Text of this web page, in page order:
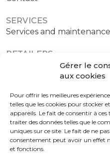
Gérer le
aux cookies
Pour offrir les meilleures
telles que les cookies pour stocker
appareils. Le fait de consentir à
traiter des données telles que le
uniques sur ce site. Le fait de ne
consentement peut avoir un effet
et fonctions.
SERVICES
Services and maintenance
RETAILERS
Authorized retailers
Terms and conditions